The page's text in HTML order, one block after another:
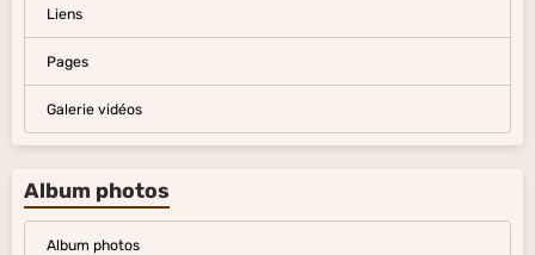
Liens
Pages
Galerie vidéos
Album photos
Album photos